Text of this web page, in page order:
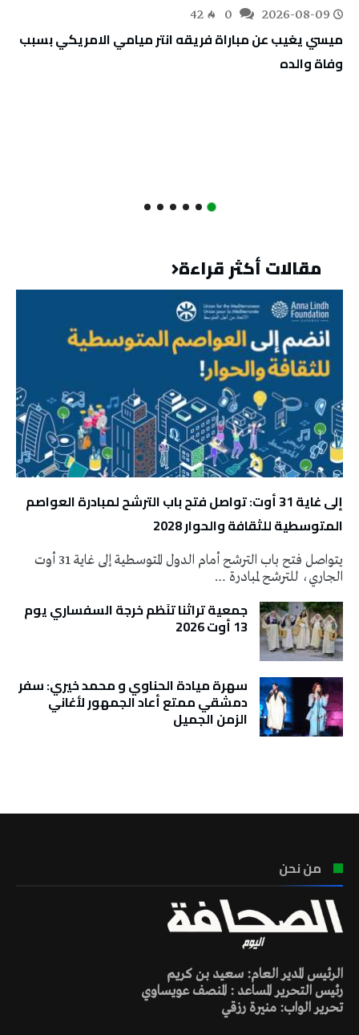
2026-08-09
42
ميسي يغيب عن مباراة فريقه انتر ميامي الامريكي بسبب
وفاة والده
مقالات أكثر قراءة
إلى غاية 31 أوت: تواصل فتح باب الترشح لمبادرة العواصم
المتوسطية للثقافة والحوار 2028
يتواصل فتح باب الترشح أمام الدول المتوسطية إلى غاية 31 أوت
الجاري، للترشح لمبادرة …
جمعية تراثنا تنَظم خرجة السفساري يوم
13 أوت 2026
سهرة ميادة الحناوي و محمد خيري: سفر
دمشقي ممتع أعاد الجمهور لأغاني
الزمن الجميل
من نحن
الرئيس المدير العام: سعيد بن كريم
رئيس التحرير المساعد : المنصف عويساوي
تحرير الواب: منيرة رزقي